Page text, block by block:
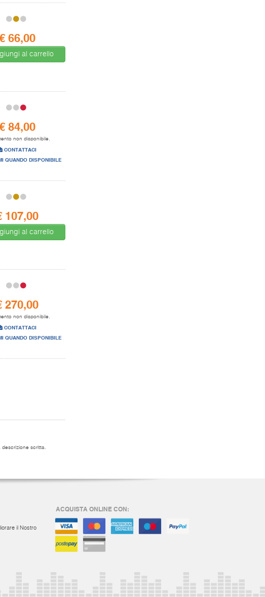
66,00
al carrello
84,00
non disponibile.
CONTATTACI
QUANDO DISPONIBILE
107,00
al carrello
270,00
non disponibile.
CONTATTACI
QUANDO DISPONIBILE
scritta.
il Nostro
ACQUISTA ONLINE CON: